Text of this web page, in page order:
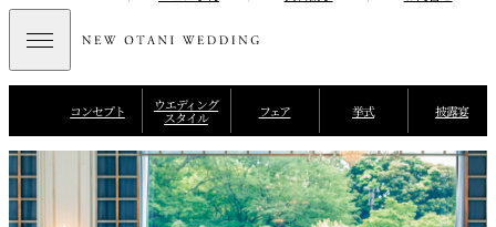
コンセプト ウエディング
スタイル フェア 挙式 披露宴